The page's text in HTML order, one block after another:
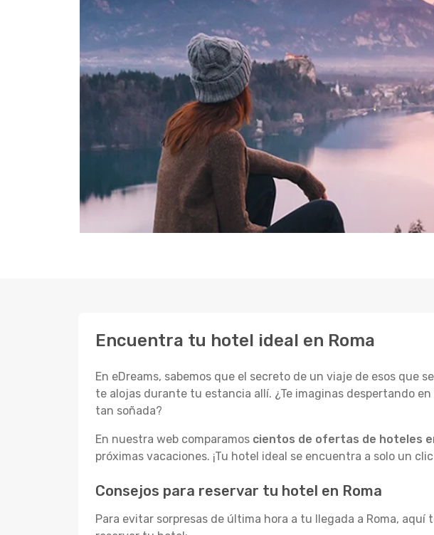
Encuentra tu hotel ideal en Roma
En eDreams, sabemos que el secreto de un viaje de esos que
te alojas durante tu estancia allí. ¿Te imaginas despertando
tan soñada?
En nuestra web comparamos cientos de ofertas de hoteles
próximas vacaciones. ¡Tu hotel ideal se encuentra a solo un
Consejos para reservar tu hotel en Roma
Para evitar sorpresas de última hora a tu llegada a Roma,